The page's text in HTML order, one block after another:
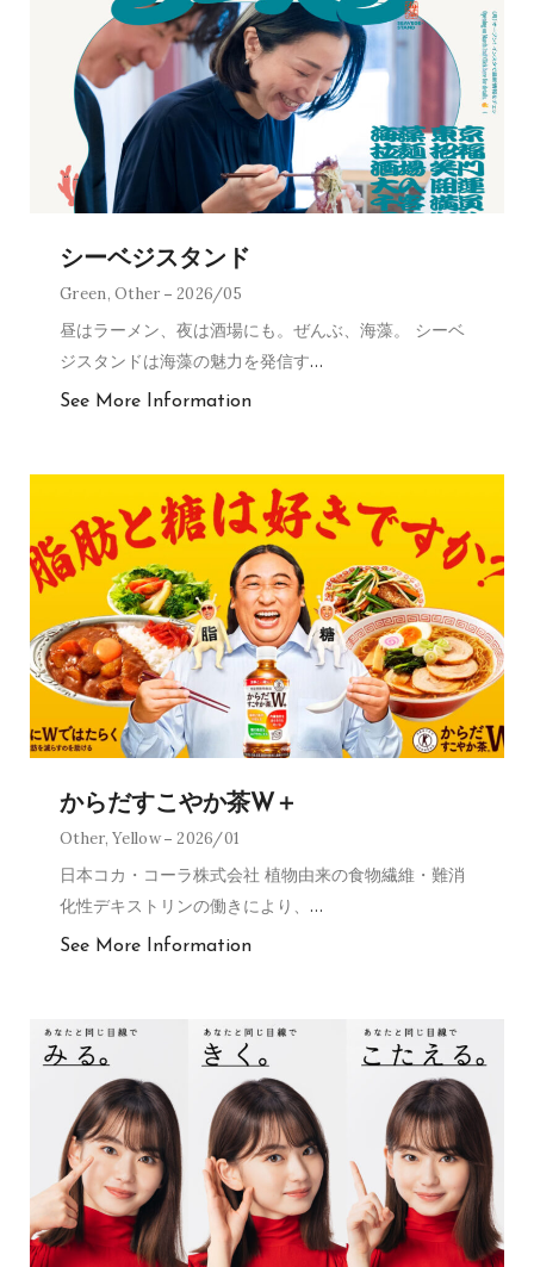
シーベジスタンド
Green,Other 2026/05
昼はラーメン、夜は酒場にも。ぜんぶ、海藻。 シーベ
ジスタンドは海藻の魅力を発信す…
See More Information
からだすこやか茶W＋
Other,Yellow 2026/01
日本コカ・コーラ株式会社 植物由来の食物繊維・難消
化性デキストリンの働きにより、 …
See More Information